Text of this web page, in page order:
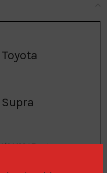
Toyota
Supra
1/64 1994 Toyota